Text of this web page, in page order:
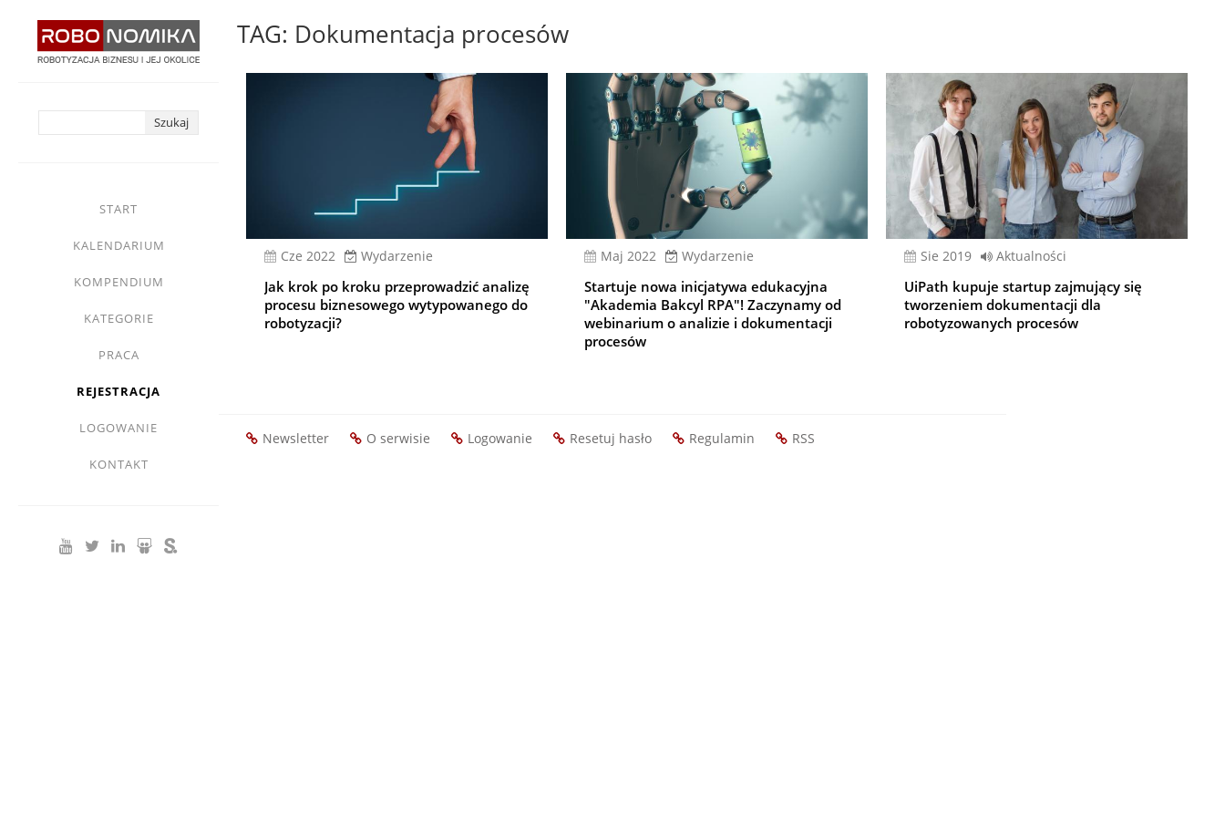
START
KALENDARIUM
KOMPENDIUM
KATEGORIE
PRACA
REJESTRACJA
LOGOWANIE
KONTAKT
TAG: Dokumentacja procesów
cze 2022 Wydarzenie
Jak krok po kroku przeprowadzić analizę
procesu biznesowego wytypowanego do
robotyzacji?
Maj 2022 Wydarzenie
Startuje nowa inicjatywa edukacyjna
"Akademia Bakcyl RPA"! Zaczynamy od
webinarium o analizie i dokumentacji
procesów
sie 2019 Aktualności
UiPath kupuje startup zajmujący się
tworzeniem dokumentacji dla
robotyzowanych procesów
Newsletter O serwisie Logowanie Resetuj hasło Regulamin RSS